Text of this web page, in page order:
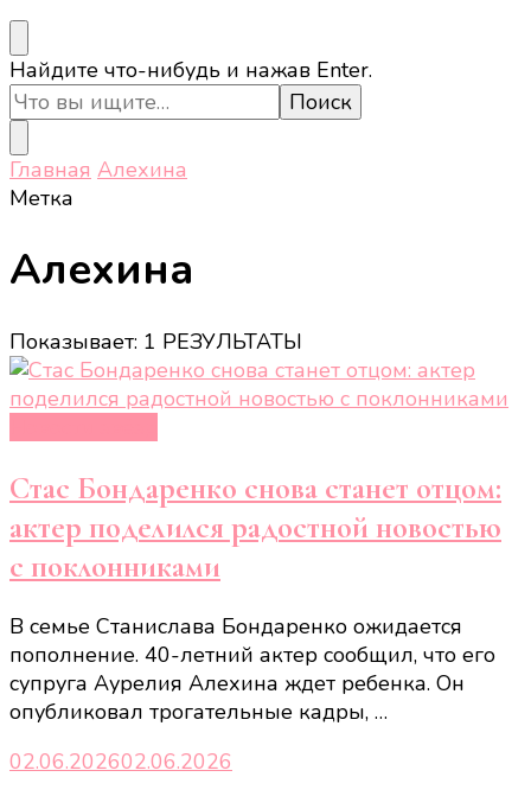
Ищите
что-
то?
Найдите что-нибудь и нажав Enter.
Главная Алехина
Метка
Алехина
Показывает: 1 РЕЗУЛЬТАТЫ
Стас Бондаренко снова станет отцом:
актер поделился радостной новостью
с поклонниками
В семье Станислава Бондаренко ожидается
пополнение. 40-летний актер сообщил, что его
супруга Аурелия Алехина ждет ребенка. Он
опубликовал трогательные кадры, …
02.06.202602.06.2026